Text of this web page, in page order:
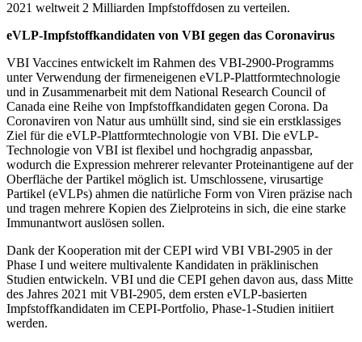
2021 weltweit 2 Milliarden Impfstoffdosen zu verteilen.
eVLP-Impfstoffkandidaten von VBI gegen das Coronavirus
VBI Vaccines entwickelt im Rahmen des VBI-2900-Programms
unter Verwendung der firmeneigenen eVLP-Plattformtechnologie
und in Zusammenarbeit mit dem National Research Council of
Canada eine Reihe von Impfstoffkandidaten gegen Corona. Da
Coronaviren von Natur aus umhüllt sind, sind sie ein erstklassiges
Ziel für die eVLP-Plattformtechnologie von VBI. Die eVLP-
Technologie von VBI ist flexibel und hochgradig anpassbar,
wodurch die Expression mehrerer relevanter Proteinantigene auf der
Oberfläche der Partikel möglich ist. Umschlossene, virusartige
Partikel (eVLPs) ahmen die natürliche Form von Viren präzise nach
und tragen mehrere Kopien des Zielproteins in sich, die eine starke
Immunantwort auslösen sollen.
Dank der Kooperation mit der CEPI wird VBI VBI-2905 in der
Phase I und weitere multivalente Kandidaten in präklinischen
Studien entwickeln. VBI und die CEPI gehen davon aus, dass Mitte
des Jahres 2021 mit VBI-2905, dem ersten eVLP-basierten
Impfstoffkandidaten im CEPI-Portfolio, Phase-1-Studien initiiert
werden.